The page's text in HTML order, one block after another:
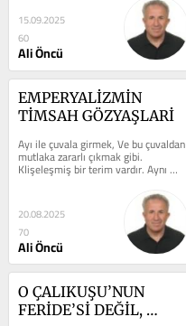
15.09.2025
60
Ali Öncü
EMPERYALİZMİN
TİMSAH GÖZYAŞLARİ
Ayı ile çuvala girmek, Ve bu çuvaldan
mutlaka zararlı çıkmak gibi.
Klişeleşmiş bir terim vardır. Aynı
emperyalistler ile aynı çuvala...
20.08.2025
70
Ali Öncü
O ÇALIKUŞU’NUN
FERİDE’Sİ DEĞİL,